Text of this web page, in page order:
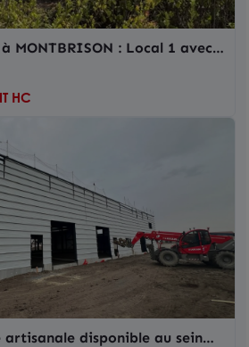
MONTBRISON : Local 1 avec
Local 2 showroom avec
HC
artisanale disponible au sein